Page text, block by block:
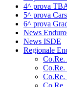
4^ prova
5^ prova
6^ prova
News
News ISDE
Regionale
Co.Re.
Co.Re.
Co.Re.
Co.Re.